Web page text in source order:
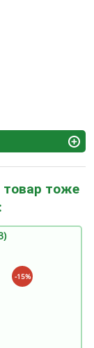
товар тоже
-15%